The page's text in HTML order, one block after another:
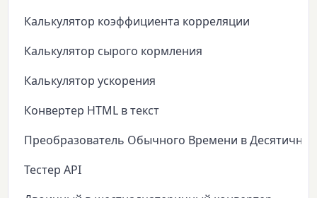
Калькулятор коэффициента корреляции
Калькулятор сырого кормления
Калькулятор ускорения
Конвертер HTML в текст
Преобразователь Обычного Времени в
Тестер API